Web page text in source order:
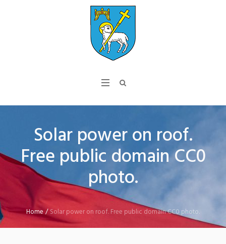
Solar power on roof.
Free public domain CC0
photo.
Home/Solar power on roof. Free public domain CC0 photo.